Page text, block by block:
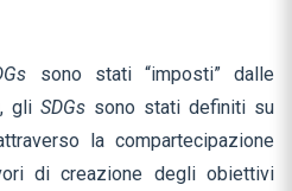
sono stati “imposti” dalle
gli SDGs sono stati definiti su
la compartecipazione
di creazione degli obiettivi